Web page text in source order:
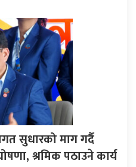
सुधारको माग गर्दै
श्रमिक पठाउने कार्य